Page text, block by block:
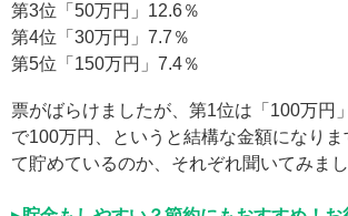
第3位「50万円」12.6％
第4位「30万円」7.7％
第5位「150万円」7.4％
票がばらけましたが、第1位は「100万円
で100万円、というと結構な金額になり
て貯めているのか、それぞれ聞いてみまし